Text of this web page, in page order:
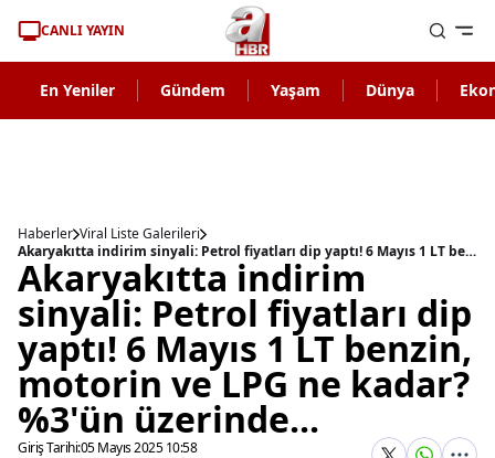
CANLI YAYIN
En Yeniler Gündem Yaşam Dünya
Haberler Viral Liste Galerileri
Akaryakıtta indirim sinyali: Petrol fiyatları dip yaptı! 6 Mayıs 1 LT benzin, motorin ve LPG ne kadar? %3'ün üzerinde...
Akaryakıtta indirim
sinyali: Petrol fiyatları dip
yaptı! 6 Mayıs 1 LT benzin,
motorin ve LPG ne kadar?
%3'ün üzerinde...
Giriş Tarihi:05 Mayıs 2025 10:58